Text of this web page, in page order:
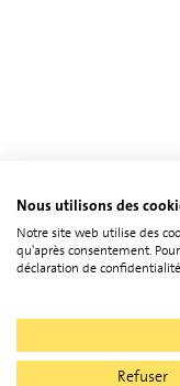
Catégorie
Puissance
Nous utilisons des
Notre site web utilise des
qu'après consentement.
déclaration de
Refuser